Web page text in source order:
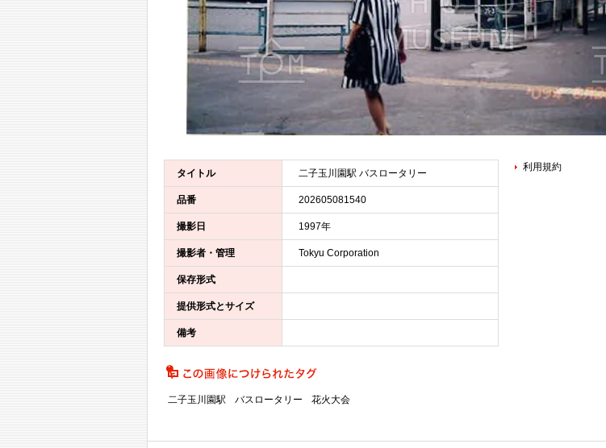
タイトル 二子玉川園駅 バスロータリー
品番 202605081540
撮影日 1997年
撮影者・管理 Tokyu Corporation
保存形式
提供形式とサイズ
備考
利用規約
二子玉川園駅 バスロータリー 花火大会